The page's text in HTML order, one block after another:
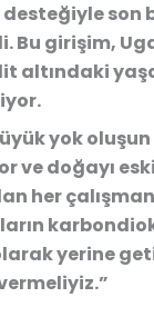
son
Bu girişim,
altındaki
yok
ve doğayı
her
yerine